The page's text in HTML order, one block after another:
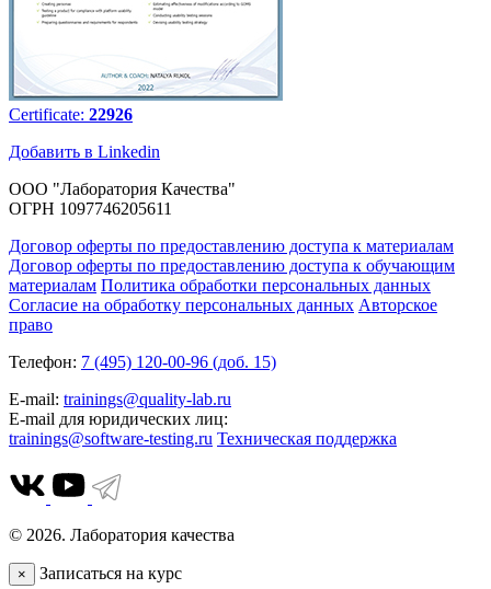
Certificate: 22926
Добавить в Linkedin
ООО "Лаборатория Качества"
ОГРН 1097746205611
Договор оферты по предоставлению доступа к материалам
Договор оферты по предоставлению доступа к обучающим
материалам Политика обработки персональных данных
Согласие на обработку персональных данных Авторское
право
Телефон: 7 (495) 120-00-96 (доб. 15)
E-mail: trainings@quality-lab.ru
E-mail для юридических лиц:
trainings@software-testing.ru Техническая поддержка
© 2026. Лаборатория качества
× Записаться на курс